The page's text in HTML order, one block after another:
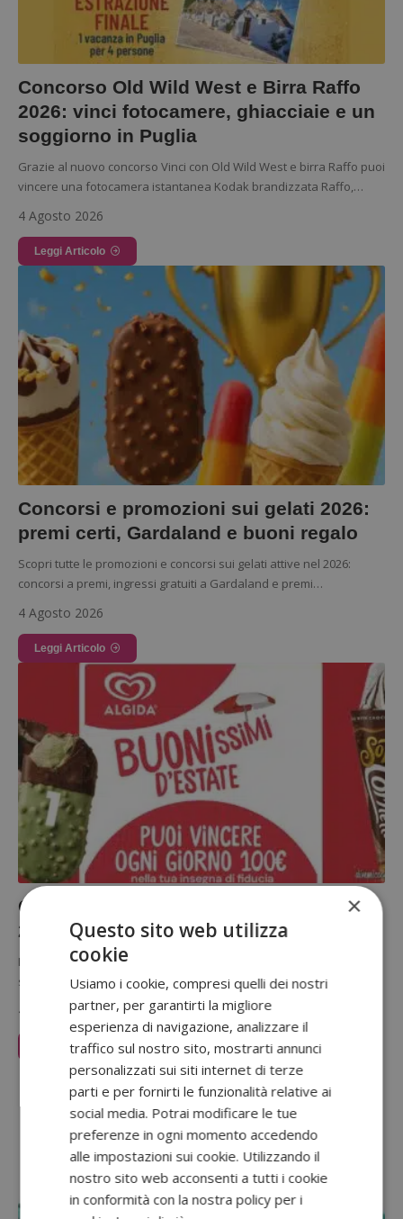
Concorso Old Wild West e Birra Raffo
2026: vinci fotocamere, ghiacciaie e un
soggiorno in Puglia
Grazie al nuovo concorso Vinci con Old Wild West e birra Raffo puoi
vincere una fotocamera istantanea Kodak brandizzata Raffo,…
4 Agosto 2026
Leggi Articolo
Concorsi e promozioni sui gelati 2026:
premi certi, Gardaland e buoni regalo
Scopri tutte le promozioni e concorsi sui gelati attive nel 2026:
concorsi a premi, ingressi gratuiti a Gardaland e premi…
4 Agosto 2026
Leggi Articolo
Concorso Algida Buonissimi d’Estate
2026: vinci buoni spesa da 100€
Il concorso "Buonissimi d'Estate" di Algida mette in palio 49 buoni
spesa da 100 € ciascuno, da vincere con meccanica…
4 Agosto 2026
Leggi Articolo
Sponsorizzato:
×
Questo sito web utilizza
cookie
Usiamo i cookie, compresi quelli dei nostri
partner, per garantirti la migliore
esperienza di navigazione, analizzare il
traffico sul nostro sito, mostrarti annunci
personalizzati sui siti internet di terze
parti e per fornirti le funzionalità relative ai
social media. Potrai modificare le tue
preferenze in ogni momento accedendo
alle impostazioni sui cookie. Utilizzando il
nostro sito web acconsenti a tutti i cookie
in conformità con la nostra policy per i